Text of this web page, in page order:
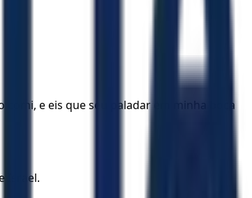
e eis que seu paladar em minha boca
Israel.